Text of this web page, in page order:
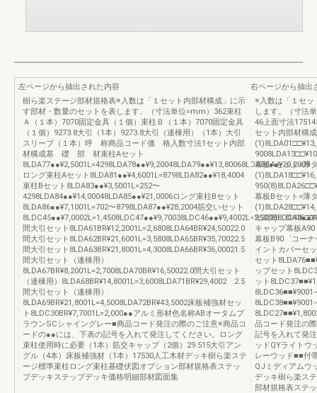
左ページから抽出された内容
樹ら楽ステージ部材規格表※入数は「１セット内部材構成」に示
す部材・数量のセットを表します。（寸法単位=mm）362束柱
Ａ（１本）7070固定金具（１個）束柱Ｂ（１本）7070固定金具
（１個）9273.8大引（1本）9273.8大引（連棟用）（1本）大引
スリーブ（１本）呼 称商品コード価 格入数寸法1セット内部
材構成基 礎 部 材束柱Aセット
8LDA77●●¥2,5001L=4298LDA78●●¥9,20048LDA79●●¥13,80068LDA80●●¥20,2009
ロング束柱Aセット8LDA81●●¥4,6001L=8798LDA82●●¥18,4004
束柱Bセット8LDA83●●¥3,5001L=252〜
4298LDA84●●¥14,00048LDA85●●¥21,0006ロング束柱Bセット
8LDA86●●¥7,1001L=702〜8798LDA87●●¥28,2004筋交いセット
間大引セット8LDA61BR¥12,2001L=2,6808LDA64BR¥24,50022.0
間大引セット8LDA62BR¥21,6001L=3,5808LDA65BR¥35,70022.5
間大引セット8LDA63BR¥21,8001L=4,3008LDA66BR¥36,00021.5
間大引セット（連棟用）
8LDA67BR¥8,2001L=2,7008LDA70BR¥16,50022.0間大引セット
（連棟用）8LDA68BR¥14,8001L=3,6008LDA71BR¥29,4002 2.5
間大引セット（連棟用）
8LDA69BR¥21,8001L=4,5008LDA72BR¥43,5002床板補強材セッ
ト8LDC30BR¥7,7001L=2,000●●アルミ形材色名称ABオータムブ
ラウンSCシャイングレー■商品コード発注の際のご注意※商品コ
ードの●●には、下表の記号を入れて発注してください。ロング
束柱使用時に必要（1本）筋交キャップ（2個）29.515大引アン
グル（4本）床板補強材（1本）17530人工木材デッキ樹ら楽ステ
ージ標準束柱ロング束柱基礎伏図オプション部材規格表ステッ
プデッキステップデッキ価格明細部材図面集
右ページから抽出
※入数は「１セッ
します。（寸法
46上面寸法
セット内部材
幕板Aセット<厚
幕板Bセット<薄
キャップ幕板
幕板B90゜コー
イントカバーセ
セット
ップセット
ット
品コード発注の
記号を入れて発
ッドQYライトウ
レーウッド■■付
QJミディアムウ
デッキ樹ら楽ス
部材規格表ステ